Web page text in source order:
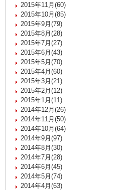
2015年11月(60)
2015年10月(85)
2015年9月(79)
2015年8月(28)
2015年7月(27)
2015年6月(43)
2015年5月(70)
2015年4月(60)
2015年3月(21)
2015年2月(12)
2015年1月(11)
2014年12月(26)
2014年11月(50)
2014年10月(64)
2014年9月(97)
2014年8月(30)
2014年7月(28)
2014年6月(45)
2014年5月(74)
2014年4月(63)